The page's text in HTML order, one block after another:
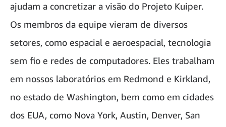
ajudam a concretizar a visão do Projeto Kuiper.
Os membros da equipe vieram de diversos
setores, como espacial e aeroespacial, tecnologia
sem fio e redes de computadores. Eles trabalham
em nossos laboratórios em Redmond e Kirkland,
no estado de Washington, bem como em cidades
dos EUA, como Nova York, Austin, Denver, San